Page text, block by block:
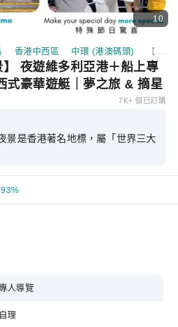
10
香港中西區 中環 (港澳碼頭)
】 夜遊維多利亞港＋船上專
式豪華遊艇｜夢之旅 & 摘星
7K+ 個已訂購
景是香港著名地標，屬「世界三大
遊艇之旅，飽覽香港霓虹閃爍的夜
軟飲給顧客享用 · 豪華西式遊艇，
景觀露天飛橋提供舒適的沙發
使為您介紹香港著名景點
人導覽
自理